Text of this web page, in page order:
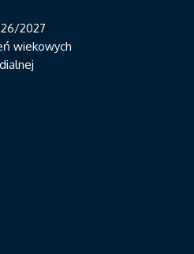
2027
wiekowych